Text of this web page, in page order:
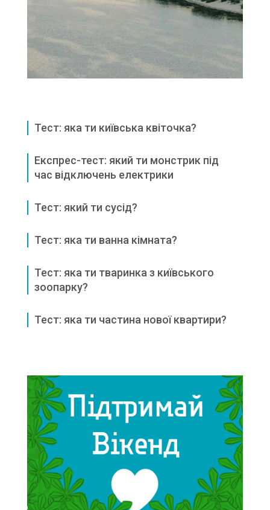
Тест: яка ти київська квіточка?
Експрес-тест: який ти монстрик під
час відключень електрики
Тест: який ти сусід?
Тест: яка ти ванна кімната?
Тест: яка ти тваринка з київського
зоопарку?
Тест: яка ти частина нової квартири?